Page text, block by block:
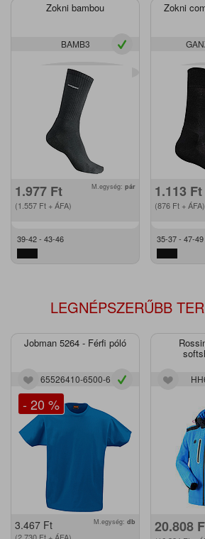
Zokni bambou
BAMB3
1.977 Ft
(1.557 Ft + ÁFA)
M.egység: pár
39-42 - 43-46
Zokni
1.113 Ft
(876 Ft + ÁFA)
35-37 - 47-49
LEGNÉPSZERŰBB
Jobman 5264 - Férfi póló
65526410-6500-6
- 20 %
3.467 Ft M.egység: db 20.808